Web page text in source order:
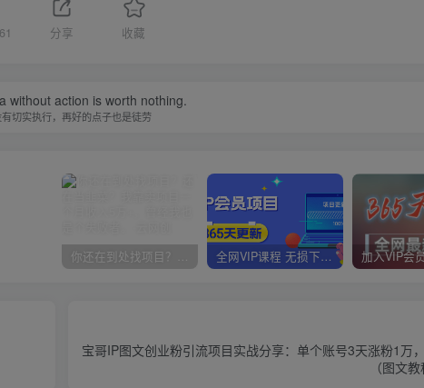
分享 收藏
without action is worth nothing.
切实执行，再好的点子也是徒劳
你还在到处找项目？还在当韭菜？我靠卖项目一个月收入5万+，曾经我也是个失败者。 全网VIP课程 无损下载~
宝哥IP图文创业粉引流项目实战分享：单个账号3天涨粉1万
（图文